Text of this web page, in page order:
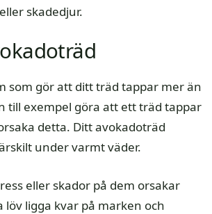
skadedjur.
som gör att ditt träd tappar mer än
till exempel göra att ett träd tappar
detta. Ditt avokadoträd
under varmt väder.
eller skador på dem orsakar
ligga kvar på marken och